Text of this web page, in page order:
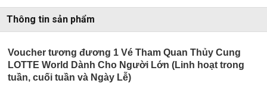
Thông tin sản phẩm
Voucher tương đương 1 Vé Tham Quan Thủy Cung
LOTTE World Dành Cho Người Lớn (Linh hoạt trong
tuần, cuối tuần và Ngày Lễ)